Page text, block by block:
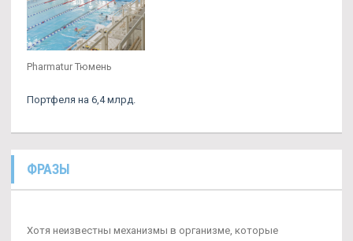
Pharmatur Тюмень
Портфеля на 6,4 млрд.
ФРАЗЫ
Хотя неизвестны механизмы в организме, которые